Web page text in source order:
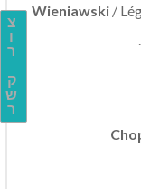
צ
ו
ר
ק
ש
ר
Wieniawski /